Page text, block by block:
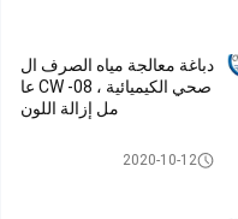
دباغة معالجة مياه الصرف ال
صحي الكيميائية ، CW -08 عا
مل إزالة اللون
عامل ديكولورينج المياه2020-10-12